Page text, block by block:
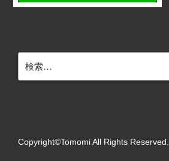
索:
Copyright©Tomomi All Rights Reserved.